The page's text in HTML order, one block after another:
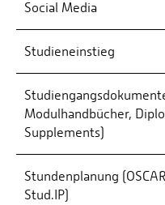
Social Media
Studieneinstieg
Modulhandbücher,
Supplements)
Stundenplanung
Stud.IP)